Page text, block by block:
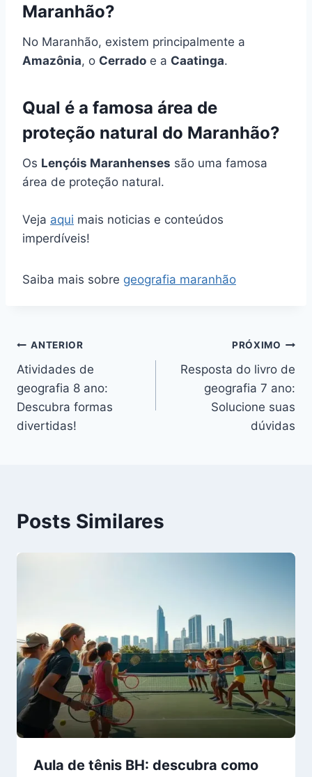
Maranhão?
No Maranhão, existem principalmente a
Amazônia, o Cerrado e a Caatinga.
Qual é a famosa área de
proteção natural do Maranhão?
Os Lençóis Maranhenses são uma famosa
área de proteção natural.
Veja aqui mais noticias e conteúdos
imperdíveis!
Saiba mais sobre geografia maranhão
Navegação
de
Post
ANTERIOR
Atividades de
geografia 8 ano:
Descubra formas
divertidas!
PRÓXIMO
Resposta do livro de
geografia 7 ano:
Solucione suas
dúvidas
Posts Similares
Aula de tênis BH: descubra como